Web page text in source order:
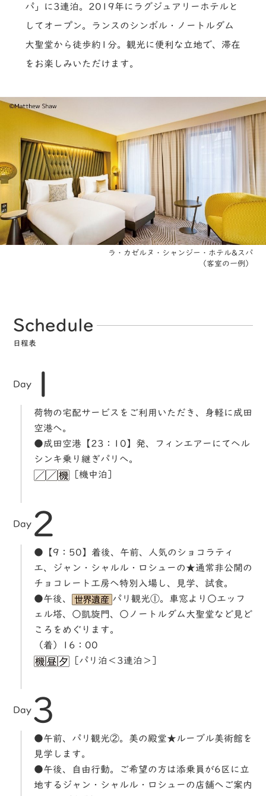
パ」に3連泊。2019年にラグジュアリーホテルと
してオープン。ランスのシンボル・ノートルダム
大聖堂から徒歩約1分。観光に便利な立地で、滞在
をお楽しみいただけます。
ラ・カゼルヌ・シャンジー・ホテル&スパ
（客室の一例）
Schedule
日程表
Day 1
荷物の宅配サービスをご利用いただき、身軽に成田
空港へ。
●成田空港【23：10】発、フィンエアーにてヘル
シンキ乗り継ぎパリへ。
［機中泊］
Day 2
●【9：50】着後、午前、人気のショコラティ
エ、ジャン・シャルル・ロシューの★通常非公開の
チョコレート工房へ特別入場し、見学、試食。
●午後、
パリ観光①。車窓より○エッフ
ェル塔、○凱旋門、○ノートルダム大聖堂など見ど
ころをめぐります。
（着）16：00
［パリ泊＜3連泊＞］
Day 3
●午前、パリ観光②。美の殿堂★ルーブル美術館を
見学します。
●午後、自由行動。ご希望の方は添乗員が6区に立
地するジャン・シャルル・ロシューの店舗へご案内